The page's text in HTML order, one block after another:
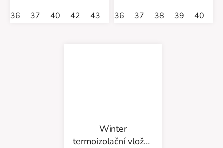
36 37 40 42 43 44 45
36 37 38 39 40
Winter
termoizolační vložka